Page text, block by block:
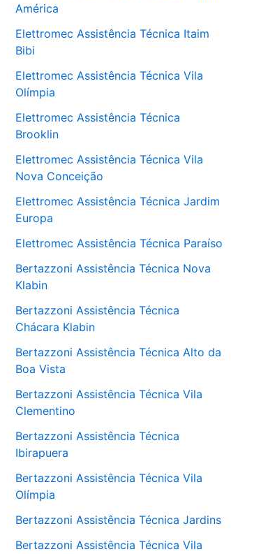
América
Elettromec Assistência Técnica Itaim
Bibi
Elettromec Assistência Técnica Vila
Olímpia
Elettromec Assistência Técnica
Brooklin
Elettromec Assistência Técnica Vila
Nova Conceição
Elettromec Assistência Técnica Jardim
Europa
Elettromec Assistência Técnica Paraíso
Bertazzoni Assistência Técnica Nova
Klabin
Bertazzoni Assistência Técnica
Chácara Klabin
Bertazzoni Assistência Técnica Alto da
Boa Vista
Bertazzoni Assistência Técnica Vila
Clementino
Bertazzoni Assistência Técnica
Ibirapuera
Bertazzoni Assistência Técnica Vila
Olímpia
Bertazzoni Assistência Técnica Jardins
Bertazzoni Assistência Técnica Vila